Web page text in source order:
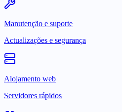
Manutenção e suporte
Actualizações e segurança
Alojamento web
Servidores rápidos